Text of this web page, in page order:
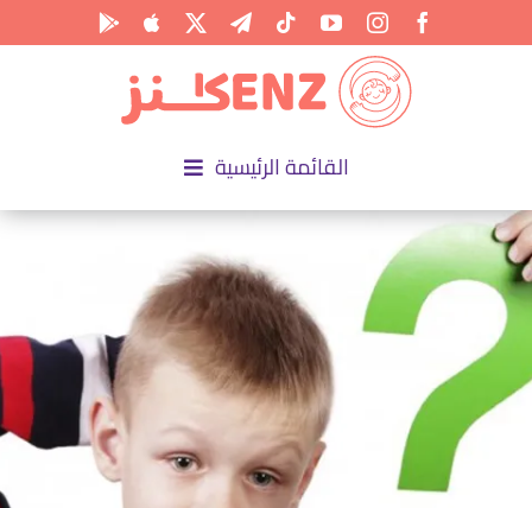
القائمة الرئيسية
الأكاديمية
الأنشطة
المناسبات
المقالات